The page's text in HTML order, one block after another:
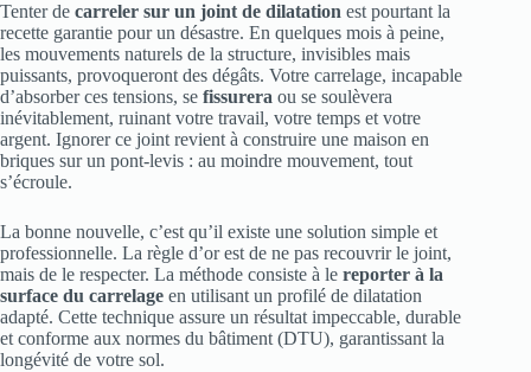
Tenter de carreler sur un joint de dilatation est pourtant la
recette garantie pour un désastre. En quelques mois à peine,
les mouvements naturels de la structure, invisibles mais
puissants, provoqueront des dégâts. Votre carrelage, incapable
d’absorber ces tensions, se fissurera ou se soulèvera
inévitablement, ruinant votre travail, votre temps et votre
argent. Ignorer ce joint revient à construire une maison en
briques sur un pont-levis : au moindre mouvement, tout
s’écroule.
La bonne nouvelle, c’est qu’il existe une solution simple et
professionnelle. La règle d’or est de ne pas recouvrir le joint,
mais de le respecter. La méthode consiste à le reporter à la
surface du carrelage en utilisant un profilé de dilatation
adapté. Cette technique assure un résultat impeccable, durable
et conforme aux normes du bâtiment (DTU), garantissant la
longévité de votre sol.